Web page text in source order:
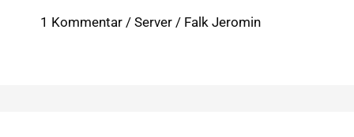
1 Kommentar / Server / Falk Jeromin